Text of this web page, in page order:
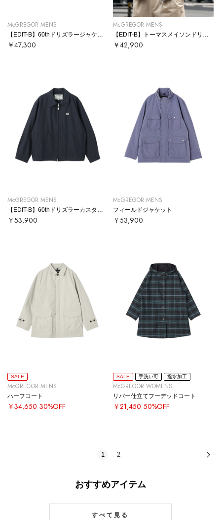
McGREGOR MENS
￥47,300
McGREGOR MENS
￥42,900
McGREGOR MENS
【EDIT-B】60thドリズラーカスタムジャケット
￥53,900
McGREGOR MENS
フィールドジャケット
￥53,900
SALE
McGREGOR MENS
ハーフコート
￥34,650 30%OFF
SALE 手洗い可 撥水加工
McGREGOR WOMENS
リバー仕立てフーデッドコート
￥21,450 50%OFF
1 2
おすすめアイテム
すべて見る